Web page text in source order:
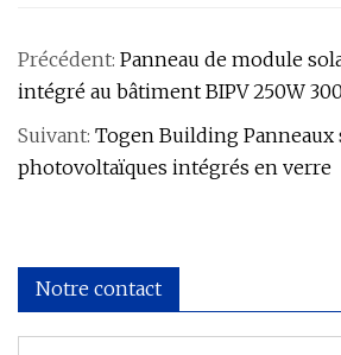
Précédent: Panneau de module
intégré au bâtiment BIPV 250W
Suivant: Togen Building Panneaux
photovoltaïques intégrés en verre
Notre contact